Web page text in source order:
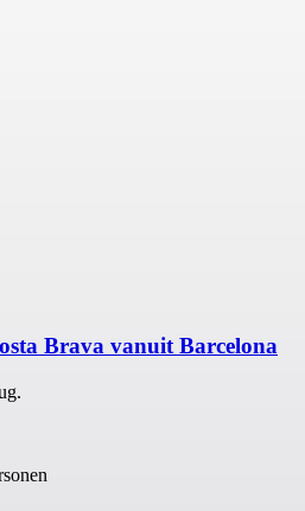
Brava vanuit Barcelona